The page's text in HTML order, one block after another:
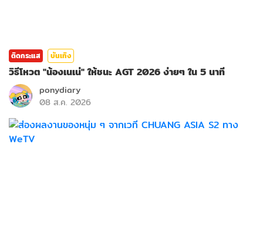
ติดกระแส บันเทิง
วิธีโหวต "น้องเนเน่" ให้ชนะ AGT 2026 ง่ายๆ ใน 5 นาที
ponydiary
08 ส.ค. 2026